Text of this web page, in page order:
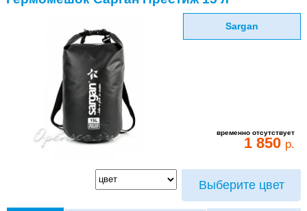
Sargan
временно отсутствует
1 850 р.
Выберите цвет